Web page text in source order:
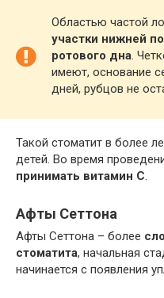
Областью частой
участки нижней
ротового дна.
имеют, основание
дней, рубцов не
Такой стоматит в более
детей. Во время
принимать витамин С.
Афты Сеттона
Афты Сеттона – более
стоматита, начальная
начинается с появления